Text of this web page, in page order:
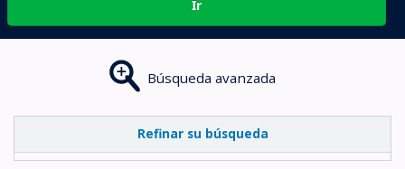
Ir
Búsqueda avanzada
Refinar su búsqueda